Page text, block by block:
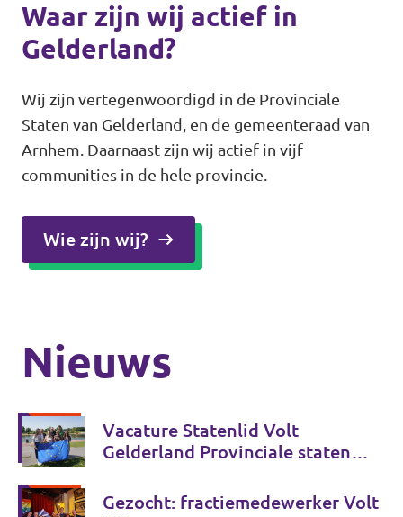
Waar zijn wij actief in
Gelderland?
Wij zijn vertegenwoordigd in de Provinciale
Staten van Gelderland, en de gemeenteraad van
Arnhem. Daarnaast zijn wij actief in vijf
communities in de hele provincie.
Wie zijn wij?
Nieuws
Vacature Statenlid Volt
Gelderland Provinciale staten
Gezocht: fractiemedewerker Volt